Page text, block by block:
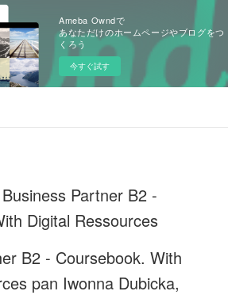
Ameba Owndで
あなただけのホームページやブログをつ
くろう
今すぐ試す
Partner B2 -
Digital Ressources
B2 - Coursebook. With
pan Iwonna Dubicka,